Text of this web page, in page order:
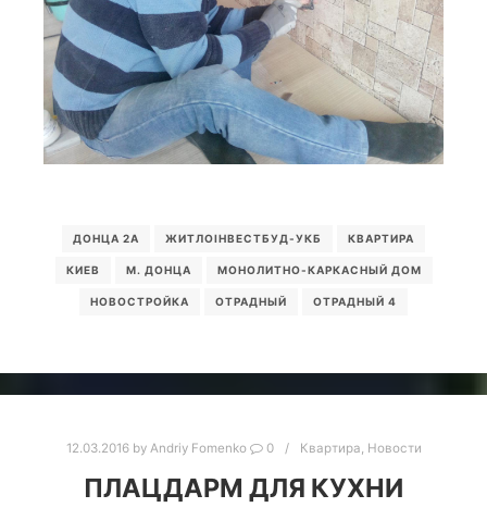
ДОНЦА 2А ЖИТЛОІНВЕСТБУД-УКБ КВАРТИРА
КИЕВ М. ДОНЦА МОНОЛИТНО-КАРКАСНЫЙ ДОМ
НОВОСТРОЙКА ОТРАДНЫЙ ОТРАДНЫЙ 4
12.03.2016by Andriy Fomenko 0 Квартира Новости
ПЛАЦДАРМ ДЛЯ КУХНИ